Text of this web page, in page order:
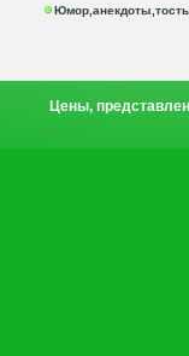
Цены,